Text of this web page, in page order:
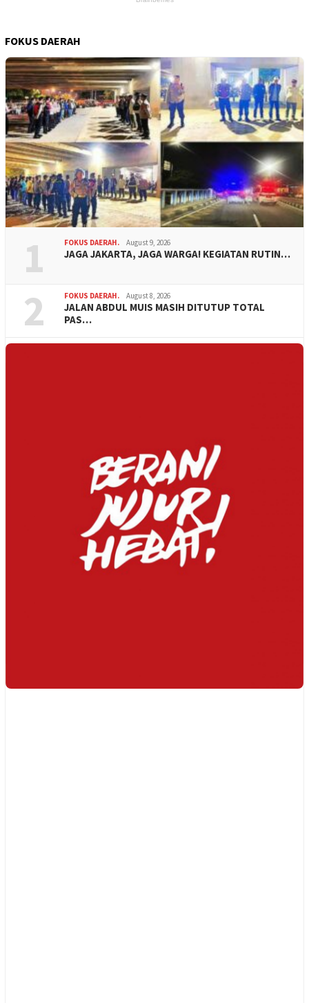
FOKUS DAERAH
1 FOKUS DAERAH. August 9, 2026
JAGA JAKARTA, JAGA WARGA! KEGIATAN RUTIN…
2 FOKUS DAERAH. August 8, 2026
JALAN ABDUL MUIS MASIH DITUTUP TOTAL
PAS…